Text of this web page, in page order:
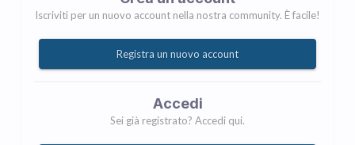
Iscriviti per un nuovo account nella nostra community. È facile!
Registra un nuovo account
Accedi
Sei già registrato? Accedi qui.